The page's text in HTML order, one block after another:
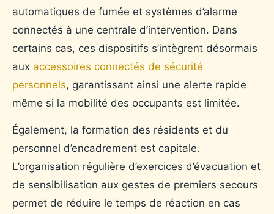
automatiques de fumée et systèmes d’alarme
connectés à une centrale d’intervention. Dans
certains cas, ces dispositifs s’intègrent désormais
aux accessoires connectés de sécurité
personnels, garantissant ainsi une alerte rapide
même si la mobilité des occupants est limitée.
Également, la formation des résidents et du
personnel d’encadrement est capitale.
L’organisation régulière d’exercices d’évacuation et
de sensibilisation aux gestes de premiers secours
permet de réduire le temps de réaction en cas